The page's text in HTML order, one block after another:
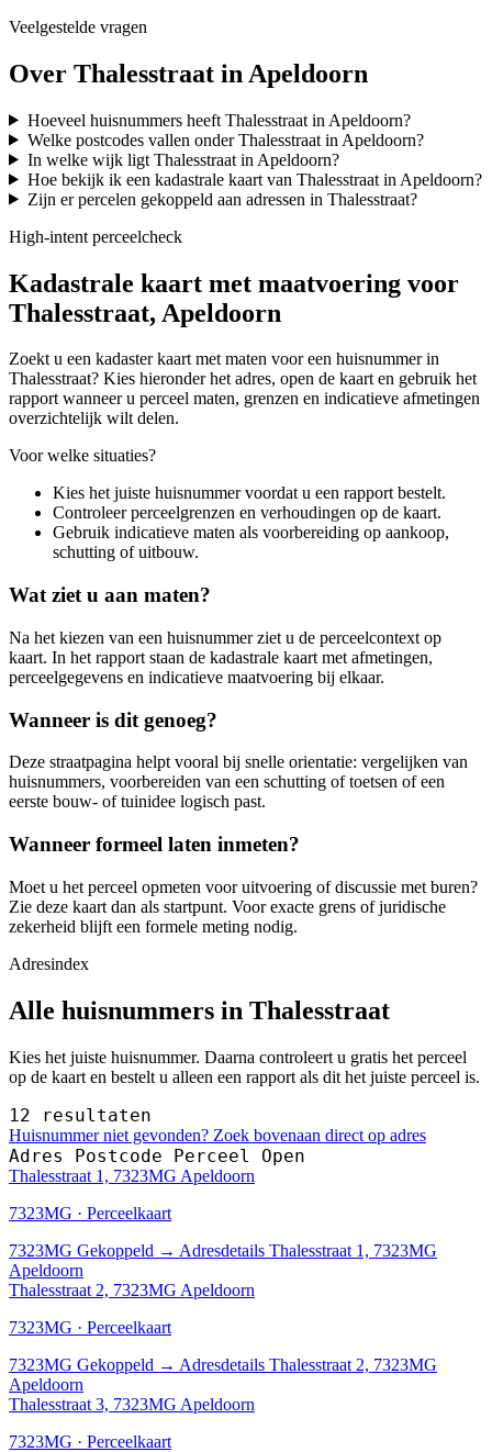
Veelgestelde vragen
Over Thalesstraat in Apeldoorn
Hoeveel huisnummers heeft Thalesstraat in Apeldoorn?
Welke postcodes vallen onder Thalesstraat in Apeldoorn?
In welke wijk ligt Thalesstraat in Apeldoorn?
Hoe bekijk ik een kadastrale kaart van Thalesstraat in Apeldoorn?
Zijn er percelen gekoppeld aan adressen in Thalesstraat?
High-intent perceelcheck
Kadastrale kaart met maatvoering voor
Thalesstraat, Apeldoorn
Zoekt u een kadaster kaart met maten voor een huisnummer in
Thalesstraat? Kies hieronder het adres, open de kaart en gebruik het
rapport wanneer u perceel maten, grenzen en indicatieve afmetingen
overzichtelijk wilt delen.
Voor welke situaties?
Kies het juiste huisnummer voordat u een rapport bestelt.
Controleer perceelgrenzen en verhoudingen op de kaart.
Gebruik indicatieve maten als voorbereiding op aankoop,
schutting of uitbouw.
Wat ziet u aan maten?
Na het kiezen van een huisnummer ziet u de perceelcontext op
kaart. In het rapport staan de kadastrale kaart met afmetingen,
perceelgegevens en indicatieve maatvoering bij elkaar.
Wanneer is dit genoeg?
Deze straatpagina helpt vooral bij snelle orientatie: vergelijken van
huisnummers, voorbereiden van een schutting of toetsen of een
eerste bouw- of tuinidee logisch past.
Wanneer formeel laten inmeten?
Moet u het perceel opmeten voor uitvoering of discussie met buren?
Zie deze kaart dan als startpunt. Voor exacte grens of juridische
zekerheid blijft een formele meting nodig.
Adresindex
Alle huisnummers in Thalesstraat
Kies het juiste huisnummer. Daarna controleert u gratis het perceel
op de kaart en bestelt u alleen een rapport als dit het juiste perceel is.
12 resultaten
Huisnummer niet gevonden? Zoek bovenaan direct op adres
Adres Postcode Perceel Open
Thalesstraat 1, 7323MG Apeldoorn
7323MG · Perceelkaart
7323MG Gekoppeld → Adresdetails Thalesstraat 1, 7323MG
Apeldoorn
Thalesstraat 2, 7323MG Apeldoorn
7323MG · Perceelkaart
7323MG Gekoppeld → Adresdetails Thalesstraat 2, 7323MG
Apeldoorn
Thalesstraat 3, 7323MG Apeldoorn
7323MG · Perceelkaart